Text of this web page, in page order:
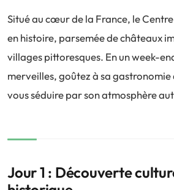
Situé au cœur de la France, le
en histoire, parsemée de châteaux
villages pittoresques. En un week-
merveilles, goûtez à sa
vous séduire par son atmosphère
Jour 1 : Découverte